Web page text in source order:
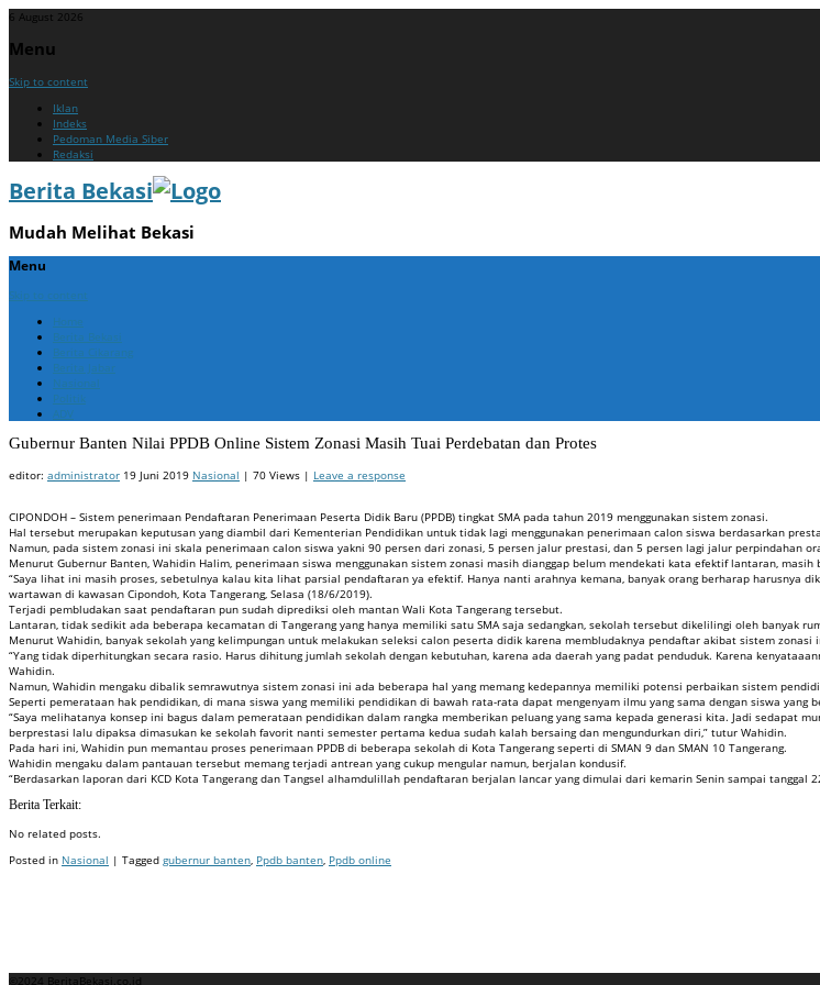
6 August 2026
Menu
Skip to content
Iklan
Indeks
Pedoman Media Siber
Redaksi
Berita Bekasi
Mudah Melihat Bekasi
Menu
Skip to content
Home
Berita Bekasi
Berita Cikarang
Berita Jabar
Nasional
Politik
ADV
Gubernur Banten Nilai PPDB Online Sistem Zonasi Masih Tuai Perdebatan dan Protes
editor: administrator 19 Juni 2019 Nasional | 70 Views | Leave a response
CIPONDOH – Sistem penerimaan Pendaftaran Penerimaan Peserta Didik Baru (PPDB) tingkat SMA pada tahun 2019 menggunakan sistem zonasi.
Hal tersebut merupakan keputusan yang diambil dari Kementerian Pendidikan untuk tidak lagi menggunakan penerimaan calon siswa berdasarkan
Namun, pada sistem zonasi ini skala penerimaan calon siswa yakni 90 persen dari zonasi, 5 persen jalur prestasi, dan 5 persen lagi jalur perpindahan
Menurut Gubernur Banten, Wahidin Halim, penerimaan siswa menggunakan sistem zonasi masih dianggap belum mendekati kata efektif lantaran,
“Saya lihat ini masih proses, sebetulnya kalau kita lihat parsial pendaftaran ya efektif. Hanya nanti arahnya kemana, banyak orang berharap harusnya
wartawan di kawasan Cipondoh, Kota Tangerang, Selasa (18/6/2019).
Terjadi pembludakan saat pendaftaran pun sudah diprediksi oleh mantan Wali Kota Tangerang tersebut.
Lantaran, tidak sedikit ada beberapa kecamatan di Tangerang yang hanya memiliki satu SMA saja sedangkan, sekolah tersebut dikelilingi oleh banyak
Menurut Wahidin, banyak sekolah yang kelimpungan untuk melakukan seleksi calon peserta didik karena membludaknya pendaftar akibat sistem zonasi
“Yang tidak diperhitungkan secara rasio. Harus dihitung jumlah sekolah dengan kebutuhan, karena ada daerah yang padat penduduk. Karena
Wahidin.
Namun, Wahidin mengaku dibalik semrawutnya sistem zonasi ini ada beberapa hal yang memang kedepannya memiliki potensi perbaikan sistem
Seperti pemerataan hak pendidikan, di mana siswa yang memiliki pendidikan di bawah rata-rata dapat mengenyam ilmu yang sama dengan siswa yang
“Saya melihatanya konsep ini bagus dalam pemerataan pendidikan dalam rangka memberikan peluang yang sama kepada generasi kita. Jadi sedapat
berprestasi lalu dipaksa dimasukan ke sekolah favorit nanti semester pertama kedua sudah kalah bersaing dan mengundurkan diri,” tutur Wahidin.
Pada hari ini, Wahidin pun memantau proses penerimaan PPDB di beberapa sekolah di Kota Tangerang seperti di SMAN 9 dan SMAN 10 Tangerang.
Wahidin mengaku dalam pantauan tersebut memang terjadi antrean yang cukup mengular namun, berjalan kondusif.
“Berdasarkan laporan dari KCD Kota Tangerang dan Tangsel alhamdulillah pendaftaran berjalan lancar yang dimulai dari kemarin Senin sampai tanggal
Berita Terkait:
No related posts.
Posted in Nasional | Tagged gubernur banten, Ppdb banten, Ppdb online
©2024 BeritaBekasi.co.id